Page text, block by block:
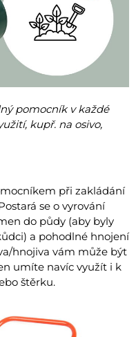
pomocník v každé
kupř. na osivo,
při zakládání
se o vyrování
do půdy (aby byly
a pohodlné hnojení
hnojiva vám může být
umíte navíc využít i k
štěrku.